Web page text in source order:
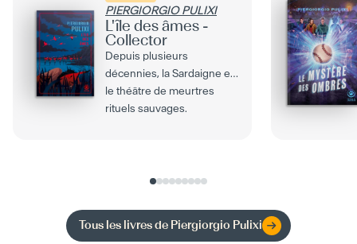
PIERGIORGIO PULIXI
L'île des âmes -
Collector
Depuis plusieurs
décennies, la Sardaigne est
le théâtre de meurtres
rituels sauvages.
Tous les livres de Piergiorgio Pulixi